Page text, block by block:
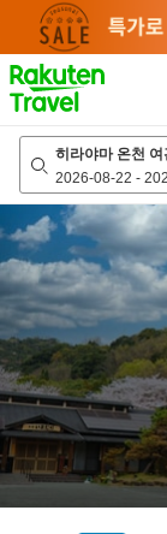
page
히라야마 온천
2026-08-22 -